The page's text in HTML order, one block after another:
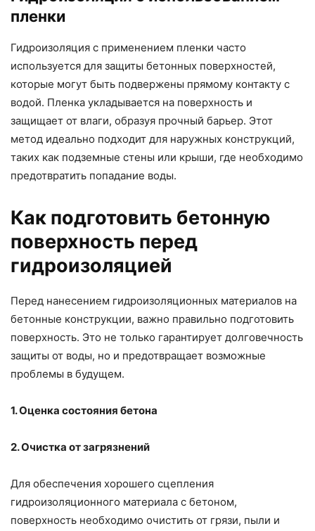
пленки
Гидроизоляция с применением пленки часто
используется для защиты бетонных поверхностей,
которые могут быть подвержены прямому контакту с
водой. Пленка укладывается на поверхность и
защищает от влаги, образуя прочный барьер. Этот
метод идеально подходит для наружных конструкций,
таких как подземные стены или крыши, где необходимо
предотвратить попадание воды.
Как подготовить бетонную
поверхность перед
гидроизоляцией
Перед нанесением гидроизоляционных материалов на
бетонные конструкции, важно правильно подготовить
поверхность. Это не только гарантирует долговечность
защиты от воды, но и предотвращает возможные
проблемы в будущем.
1. Оценка состояния бетона
2. Очистка от загрязнений
Для обеспечения хорошего сцепления
гидроизоляционного материала с бетоном,
поверхность необходимо очистить от грязи, пыли и